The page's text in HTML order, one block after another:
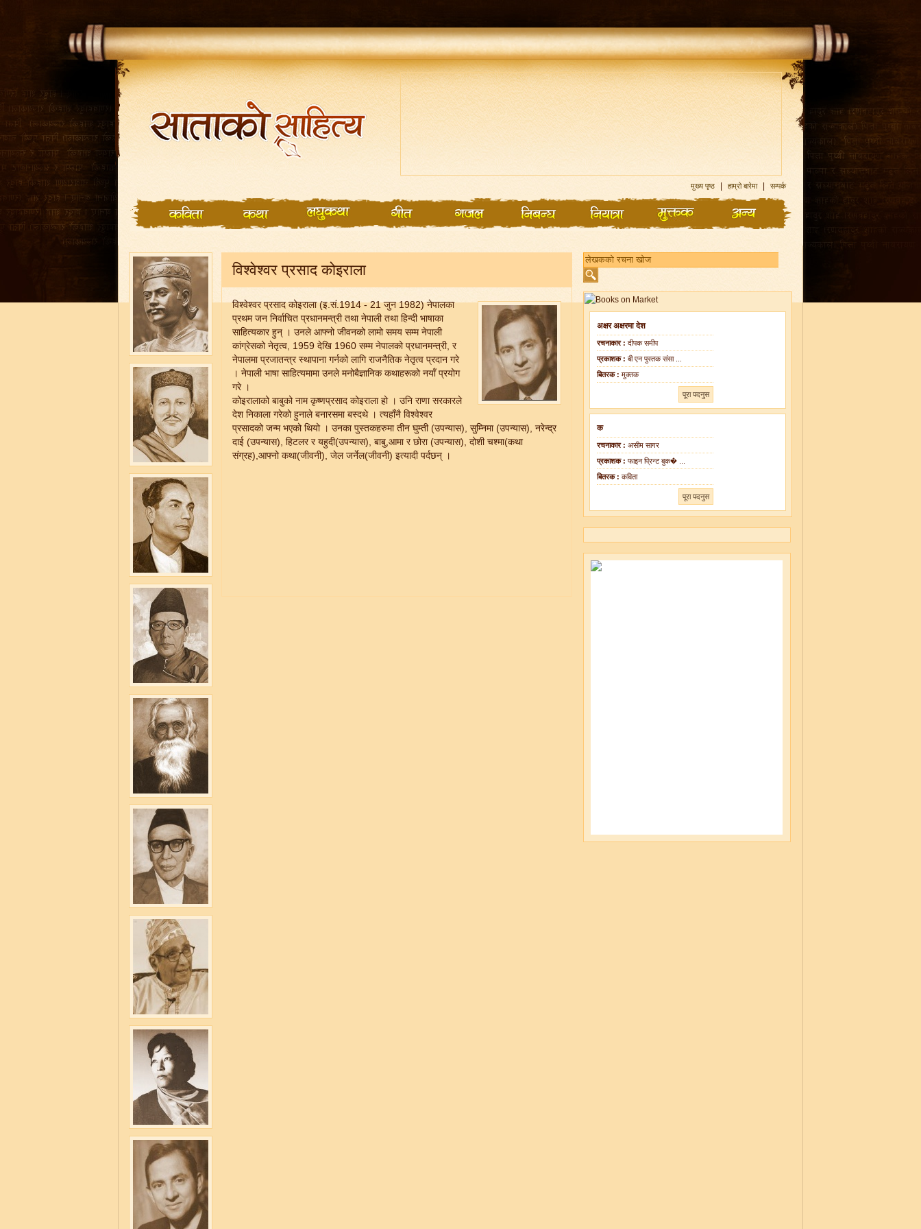
मुख्य पृष्ठ हाम्रो बारेमा सम्पर्क
विश्वेश्वर प्रसाद कोइराला
विश्वेश्वर प्रसाद कोइराला (इ.सं.1914 - 21 जुन 1982) नेपालका
प्रथम जन निर्वाचित प्रधानमन्त्री तथा नेपाली तथा हिन्दी भाषाका
साहित्यकार हुन् । उनले आफ्नो जीवनको लामो समय सम्म नेपाली
कांग्रेसको नेतृत्व, 1959 देखि 1960 सम्म नेपालको प्रधानमन्त्री, र
नेपालमा प्रजातन्त्र स्थापाना गर्नको लागि राजनैतिक नेतृत्व प्रदान गरे
। नेपाली भाषा साहित्यमामा उनले मनोबैज्ञानिक कथाहरूको नयाँ प्रयोग
गरे ।
कोइरालाको बाबुको नाम कृष्णप्रसाद कोइराला हो । उनि राणा सरकारले
देश निकाला गरेको हुनाले बनारसमा बस्दथे । त्यहाँनै विश्वेश्वर
प्रसादको जन्म भएको थियो । उनका पुस्तकहरुमा तीन घुम्ती (उपन्यास), सुम्निमा (उपन्यास), नरेन्द्र
दाई (उपन्यास), हिटलर र यहुदी(उपन्यास), बाबु,आमा र छोरा (उपन्यास), दोशी चश्मा(कथा
संग्रह),आफ्नो कथा(जीवनी), जेल जर्नेल(जीवनी) इत्यादी पर्दछन् ।
अक्षर अक्षरमा देश
रचनाकार : दीपक समीप
प्रकाशक : बी एन पुस्तक संसा ...
बितरक : मुक्तक
पूरा पदनुस
क
रचनाकार : असीम सागर
प्रकाशक : फाइन प्रिन्ट बुक� ...
बितरक : कविता
पूरा पदनुस